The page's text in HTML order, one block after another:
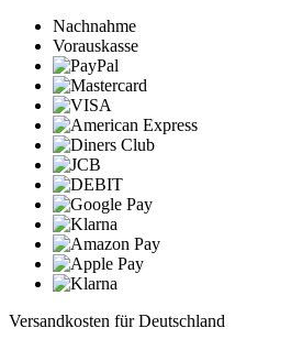
Nachnahme
Vorauskasse
Versandkosten für Deutschland